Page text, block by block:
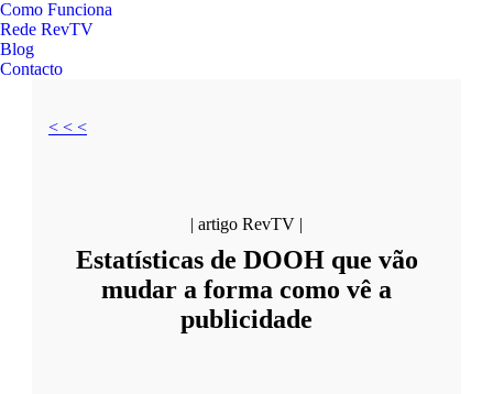
Como Funciona
Rede RevTV
Blog
Contacto
< < <
| artigo RevTV |
Estatísticas de DOOH que vão
mudar a forma como vê a
publicidade